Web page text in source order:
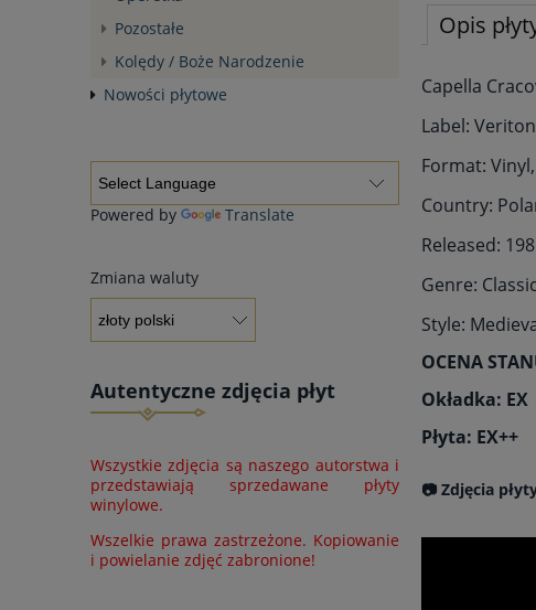
Pozostałe
Kolędy / Boże Narodzenie
Nowości płytowe
Powered by Translate
Zmiana waluty
Autentyczne zdjęcia płyt
Wszystkie zdjęcia są naszego autorstwa i
przedstawiają sprzedawane płyty
winylowe.
Wszelkie prawa zastrzeżone. Kopiowanie
i powielanie zdjęć zabronione!
Opis
Capella
Label:
Format:
Country:
Released:
Genre:
Style:
OCENA
Okładka: EX
Płyta: EX++
📷 Zdjęcia